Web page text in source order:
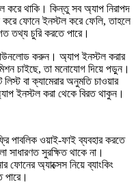
করে থাকি। কিন্তু সব অ্যাপ নিরাপদ
করে ফোনে ইনস্টল করে ফেলি, তাহলে
তথ্য চুরি করতে পারে।
করুন। অ্যাপ ইনস্টল করার
চাইছে, তা মনোযোগ দিয়ে পড়ুন।
বা ক্যামেরার অনুমতি চাওয়ার
ইনস্টল করা থেকে বিরত থাকুন।
পাবলিক ওয়াই-ফাই ব্যবহার করতে
সাধারণত সুরক্ষিত থাকে না।
ফোনের অ্যাক্সেস নিয়ে ব্যাংকিং
পারে।